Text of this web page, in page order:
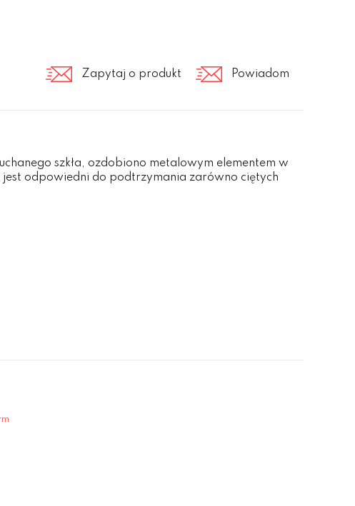
Zapytaj o produkt Powiadom
szkła, ozdobiono metalowym elementem w
jest odpowiedni do podtrzymania zarówno ciętych